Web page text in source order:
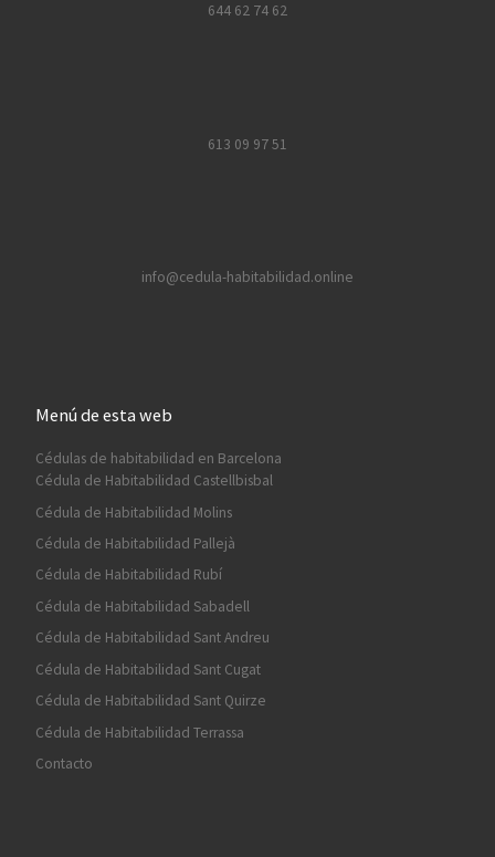
644 62 74 62
613 09 97 51
info@cedula-habitabilidad.online
Menú de esta web
Cédulas de habitabilidad en Barcelona
Cédula de Habitabilidad Castellbisbal
Cédula de Habitabilidad Molins
Cédula de Habitabilidad Pallejà
Cédula de Habitabilidad Rubí
Cédula de Habitabilidad Sabadell
Cédula de Habitabilidad Sant Andreu
Cédula de Habitabilidad Sant Cugat
Cédula de Habitabilidad Sant Quirze
Cédula de Habitabilidad Terrassa
Contacto